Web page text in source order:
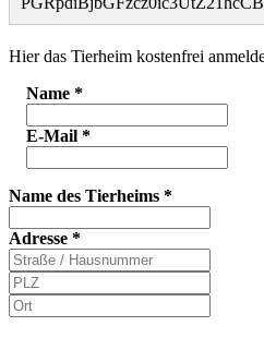
Hier das Tierheim kostenfrei
Name *
E-Mail *
Name des Tierheims *
Adresse *